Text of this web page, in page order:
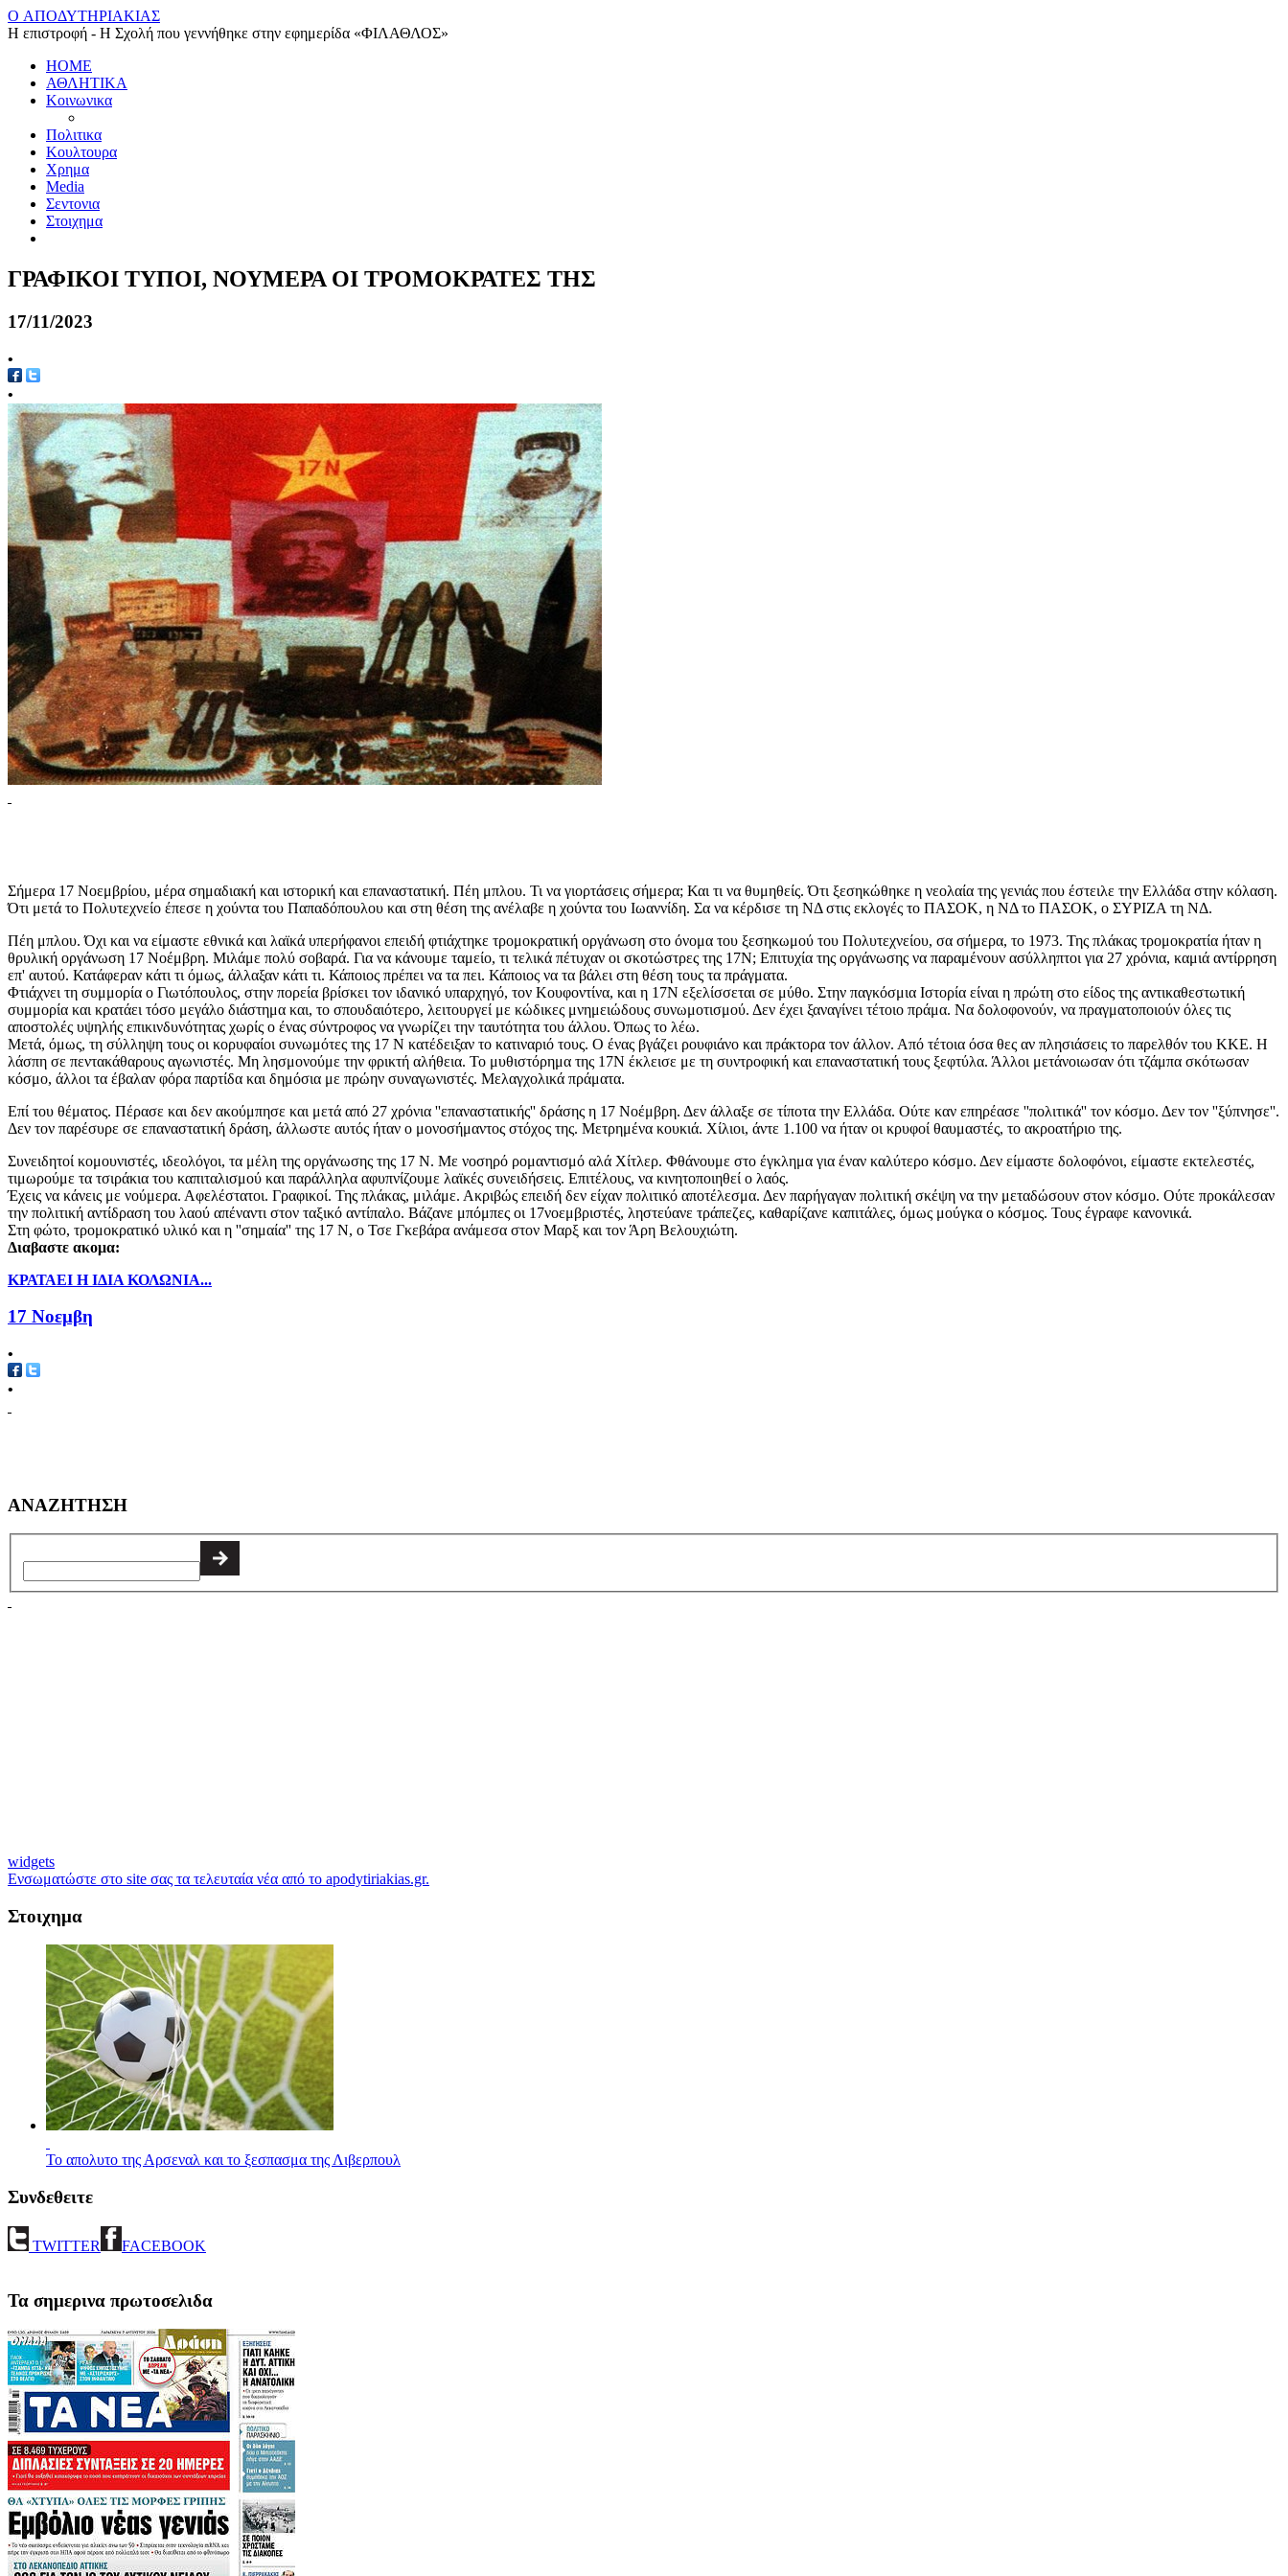
O ΑΠΟΔΥΤΗΡΙΑΚΙΑΣ
Η επιστροφή - Η Σχολή που γεννήθηκε στην εφημερίδα «ΦΙΛΑΘΛΟΣ»
HOME
ΑΘΛΗΤΙΚΑ
Κοινωνικα
Πολιτικα
Κουλτουρα
Χρημα
Media
Σεντονια
Στοιχημα
ΓΡΑΦΙΚΟΙ ΤΥΠΟΙ, ΝΟΥΜΕΡΑ ΟΙ ΤΡΟΜΟΚΡΑΤΕΣ ΤΗΣ
17/11/2023
•
•
Σήμερα 17 Νοεμβρίου, μέρα σημαδιακή και ιστορική και επαναστατική. Πέη μπλου. Τι να γιορτάσεις σήμερα; Και τι να θυμηθείς. Ότι ξεσηκώθηκε η νεολαία της γενιάς που έστειλε την Ελλάδα στην κόλαση.
Ότι μετά το Πολυτεχνείο έπεσε η χούντα του Παπαδόπουλου και στη θέση της ανέλαβε η χούντα του Ιωαννίδη. Σα να κέρδισε τη ΝΔ στις εκλογές το ΠΑΣΟΚ, η ΝΔ το ΠΑΣΟΚ, ο ΣΥΡΙΖΑ τη ΝΔ.
Πέη μπλου. Όχι και να είμαστε εθνικά και λαϊκά υπερήφανοι επειδή φτιάχτηκε τρομοκρατική οργάνωση στο όνομα του ξεσηκωμού του Πολυτεχνείου, σα σήμερα, το 1973. Της πλάκας τρομοκρατία ήταν η
θρυλική οργάνωση 17 Νοέμβρη. Μιλάμε πολύ σοβαρά. Για να κάνουμε ταμείο, τι τελικά πέτυχαν οι σκοτώστρες της 17Ν; Επιτυχία της οργάνωσης να παραμένουν ασύλληπτοι για 27 χρόνια, καμιά αντίρρηση
επ' αυτού. Κατάφεραν κάτι τι όμως, άλλαξαν κάτι τι. Κάποιος πρέπει να τα πει. Κάποιος να τα βάλει στη θέση τους τα πράγματα.
Φτιάχνει τη συμμορία ο Γιωτόπουλος, στην πορεία βρίσκει τον ιδανικό υπαρχηγό, τον Κουφοντίνα, και η 17Ν εξελίσσεται σε μύθο. Στην παγκόσμια Ιστορία είναι η πρώτη στο είδος της αντικαθεστωτική
συμμορία και κρατάει τόσο μεγάλο διάστημα και, το σπουδαιότερο, λειτουργεί με κώδικες μνημειώδους συνωμοτισμού. Δεν έχει ξαναγίνει τέτοιο πράμα. Να δολοφονούν, να πραγματοποιούν όλες τις
αποστολές υψηλής επικινδυνότητας χωρίς ο ένας σύντροφος να γνωρίζει την ταυτότητα του άλλου. Όπως το λέω.
Μετά, όμως, τη σύλληψη τους οι κορυφαίοι συνωμότες της 17 Ν κατέδειξαν το κατιναριό τους. Ο ένας βγάζει ρουφιάνο και πράκτορα τον άλλον. Από τέτοια όσα θες αν πλησιάσεις το παρελθόν του ΚΚΕ. Η
λάσπη σε πεντακάθαρους αγωνιστές. Μη λησμονούμε την φρικτή αλήθεια. Το μυθιστόρημα της 17Ν έκλεισε με τη συντροφική και επαναστατική τους ξεφτύλα. Άλλοι μετάνοιωσαν ότι τζάμπα σκότωσαν
κόσμο, άλλοι τα έβαλαν φόρα παρτίδα και δημόσια με πρώην συναγωνιστές. Μελαγχολικά πράματα.
Επί του θέματος. Πέρασε και δεν ακούμπησε και μετά από 27 χρόνια ''επαναστατικής'' δράσης η 17 Νοέμβρη. Δεν άλλαξε σε τίποτα την Ελλάδα. Ούτε καν επηρέασε ''πολιτικά'' τον κόσμο. Δεν τον ''ξύπνησε''.
Δεν τον παρέσυρε σε επαναστατική δράση, άλλωστε αυτός ήταν ο μονοσήμαντος στόχος της. Μετρημένα κουκιά. Χίλιοι, άντε 1.100 να ήταν οι κρυφοί θαυμαστές, το ακροατήριο της.
Συνειδητοί κομουνιστές, ιδεολόγοι, τα μέλη της οργάνωσης της 17 Ν. Με νοσηρό ρομαντισμό αλά Χίτλερ. Φθάνουμε στο έγκλημα για έναν καλύτερο κόσμο. Δεν είμαστε δολοφόνοι, είμαστε εκτελεστές,
τιμωρούμε τα τσιράκια του καπιταλισμού και παράλληλα αφυπνίζουμε λαϊκές συνειδήσεις. Επιτέλους, να κινητοποιηθεί ο λαός.
Έχεις να κάνεις με νούμερα. Αφελέστατοι. Γραφικοί. Της πλάκας, μιλάμε. Ακριβώς επειδή δεν είχαν πολιτικό αποτέλεσμα. Δεν παρήγαγαν πολιτική σκέψη να την μεταδώσουν στον κόσμο. Ούτε προκάλεσαν
την πολιτική αντίδραση του λαού απέναντι στον ταξικό αντίπαλο. Βάζανε μπόμπες οι 17νοεμβριστές, ληστεύανε τράπεζες, καθαρίζανε καπιτάλες, όμως μούγκα ο κόσμος. Τους έγραφε κανονικά.
Στη φώτο, τρομοκρατικό υλικό και η ''σημαία'' της 17 Ν, ο Τσε Γκεβάρα ανάμεσα στον Μαρξ και τον Άρη Βελουχιώτη.
Διαβαστε ακομα:
ΚΡΑΤΑΕΙ Η ΙΔΙΑ ΚΟΛΩΝΙΑ...
17 Νοεμβη
•
•
ΑΝΑΖΗΤΗΣΗ
widgets
Ενσωματώστε στο site σας τα τελευταία νέα από το apodytiriakias.gr.
Στοιχημα
Το απολυτο της Αρσεναλ και το ξεσπασμα της Λιβερπουλ
Συνδεθειτε
TWITTER FACEBOOK
Τα σημερινα πρωτοσελιδα